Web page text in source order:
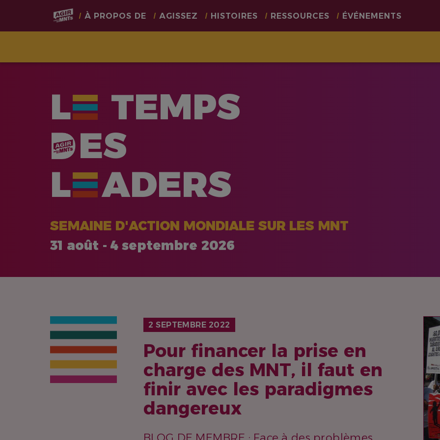
Main
navigation
À PROPOS DE AGISSEZ HISTOIRES RESSOURCES ÉVÉNEMENTS
L
TEMPS
ES
L
ADERS
SEMAINE D'ACTION MONDIALE SUR LES MNT
31 août - 4 septembre 2026
2 SEPTEMBRE 2022
Pour financer la prise en
charge des MNT, il faut en
finir avec les paradigmes
dangereux